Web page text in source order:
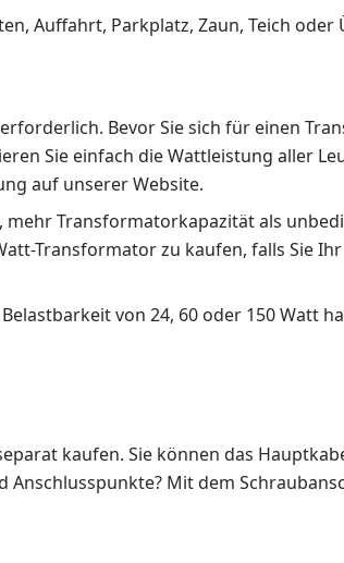
Auffahrt, Parkplatz, Zaun, Teich
Bevor Sie sich für einen
Sie einfach die Wattleistung aller
auf unserer Website.
Transformatorkapazität als
Transformator zu kaufen, falls Sie
von 24, 60 oder 150 Watt
kaufen. Sie können das
Mit dem